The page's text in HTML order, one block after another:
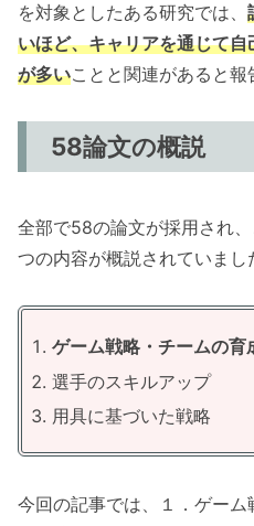
を対象としたある研究では、
いほど、キャリアを通じて
が多いことと関連があると報
58論文の概説
全部で58の論文が採用され
つの内容が概説されていまし
ゲーム戦略・チームの育
選手のスキルアップ
用具に基づいた戦略
今回の記事では、１．ゲー